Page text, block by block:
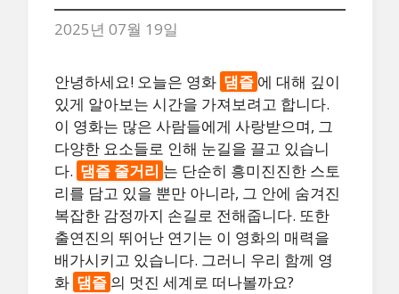
2025년 07월 19일
안녕하세요! 오늘은 영화 댐즐 에 대해 깊이
있게 알아보는 시간을 가져보려고 합니다.
이 영화는 많은 사람들에게 사랑받으며, 그
다양한 요소들로 인해 눈길을 끌고 있습니
다. 댐즐 줄거리 는 단순히 흥미진진한 스토
리를 담고 있을 뿐만 아니라, 그 안에 숨겨진
복잡한 감정까지 손길로 전해줍니다. 또한
출연진의 뛰어난 연기는 이 영화의 매력을
배가시키고 있습니다. 그러니 우리 함께 영
화 댐즐 의 멋진 세계로 떠나볼까요?